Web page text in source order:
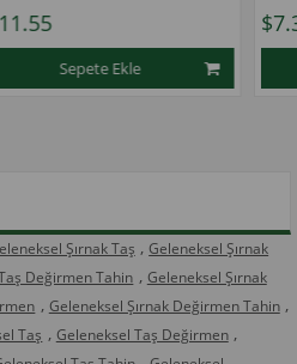
1 Sepete Ekle
Şırnak Taş , Geleneksel Şırnak
Değirmen Tahin , Geleneksel Şırnak
, Geleneksel Şırnak Değirmen Tahin ,
Taş , Geleneksel Taş Değirmen ,